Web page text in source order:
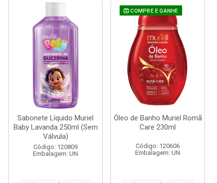
Sabonete Líquido Muriel
Baby Lavanda 250ml (Sem
Válvula)
Código: 120809
Embalagem: UN
COMPRE E GANHE
Óleo de Banho Muriel Romã
Care 230ml
Código: 120606
Embalagem: UN